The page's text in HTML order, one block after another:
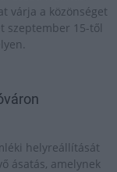
várja a közönséget
szeptember 15-től
helyreállítását
ásatás, amelynek